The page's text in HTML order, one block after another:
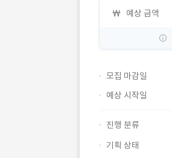
예상 금액
모집 마감일
예상 시작일
진행 분류
기획 상태